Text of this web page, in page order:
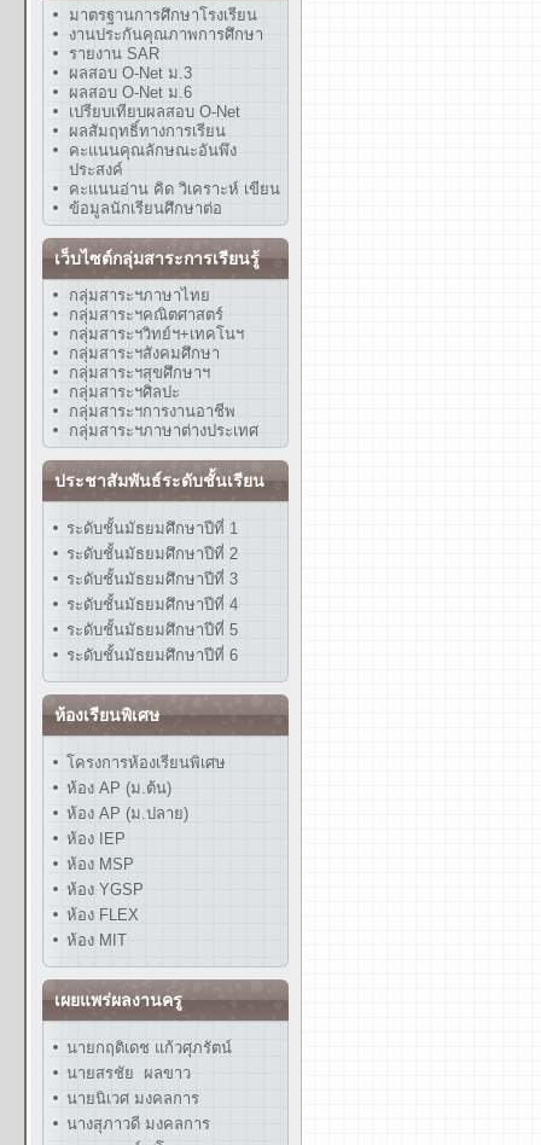
มาตรฐานการศึกษาโรงเรียน
งานประกันคุณภาพการศึกษา
รายงาน SAR
ผลสอบ O-Net ม.3
ผลสอบ O-Net ม.6
เปรียบเทียบผลสอบ O-Net
ผลสัมฤทธิ์ทางการเรียน
คะแนนคุณลักษณะอันพึง
ประสงค์
คะแนนอ่าน คิด วิเคราะห์ เขียน
ข้อมูลนักเรียนศึกษาต่อ
เว็บไซต์กลุ่มสาระการเรียนรู้
กลุ่มสาระฯภาษาไทย
กลุ่มสาระฯคณิตศาสตร์
กลุ่มสาระฯวิทย์ฯ+เทคโนฯ
กลุ่มสาระฯสังคมศึกษา
กลุ่มสาระฯสุขศึกษาฯ
กลุ่มสาระฯศิลปะ
กลุ่มสาระฯการงานอาชีพ
กลุ่มสาระฯภาษาต่างประเทศ
ประชาสัมพันธ์ระดับชั้นเรียน
ระดับชั้นมัธยมศึกษาปีที่ 1
ระดับชั้นมัธยมศึกษาปีที่ 2
ระดับชั้นมัธยมศึกษาปีที่ 3
ระดับชั้นมัธยมศึกษาปีที่ 4
ระดับชั้นมัธยมศึกษาปีที่ 5
ระดับชั้นมัธยมศึกษาปีที่ 6
ห้องเรียนพิเศษ
โครงการห้องเรียนพิเศษ
ห้อง AP (ม.ต้น)
ห้อง AP (ม.ปลาย)
ห้อง IEP
ห้อง MSP
ห้อง YGSP
ห้อง FLEX
ห้อง MIT
เผยแพร่ผลงานครู
นายกฤติเดช แก้วศุภรัตน์
นายสรชัย ผลขาว
นายนิเวศ มงคลการ
นางสุภาวดี มงคลการ